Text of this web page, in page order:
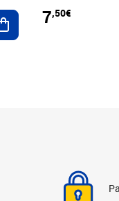
Ajouter au panier
7,50€